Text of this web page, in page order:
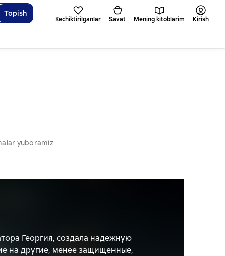
Topish
Kechiktirilganlar Savat Mening kitoblarim Kirish
yuboramiz
Георгия, создала надежную
на другие, менее защищенные,